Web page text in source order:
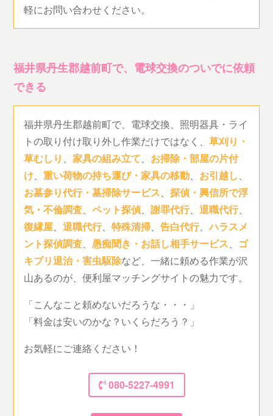
軽にお問い合わせください。
福井県丹生郡越前町で、電球交換のついでに依頼
できる
福井県丹生郡越前町で、電球交換、照明器具・ライ
トの取り付け取り外し作業だけではなく、草刈り・
草むしり 、家具の組み立て、 お掃除・部屋の片付
け、重い荷物の持ち運び・家具の移動、 お引越し、
お墓参り代行・墓掃除サービス、探偵・興信所で浮
気・不倫調査、ペット探偵、謝罪代行、退職代行、
復縁屋、退職代行、特殊清掃、告白代行、ハラスメ
ント探偵調査、愚痴聞き・お話し相手サービス、 ゴ
キブリ退治・害虫駆除など、一緒に頼める作業が沢
山あるのが、便利屋マッチングサイトの魅力です。
「こんなこと頼めないだろうな・・・」
「料金は安いのかな？いくらだろう？」
お気軽にご連絡ください！
080-5227-4991